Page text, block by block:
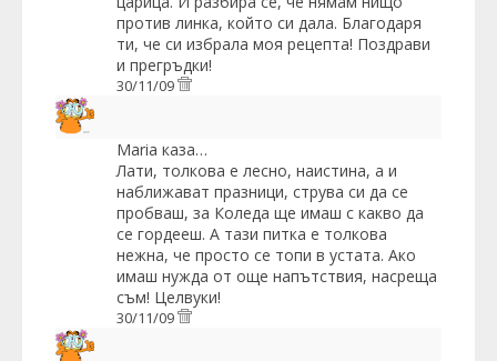
против линка, който си дала. Благодаря
ти, че си избрала моя рецепта! Поздрави
и прегръдки!
30/11/09
Maria каза…
Лати, толкова е лесно, наистина, а и
наближават празници, струва си да се
пробваш, за Коледа ще имаш с какво да
се гордееш. А тази питка е толкова
нежна, че просто се топи в устата. Ако
имаш нужда от още напътствия, насреща
съм! Целвуки!
30/11/09